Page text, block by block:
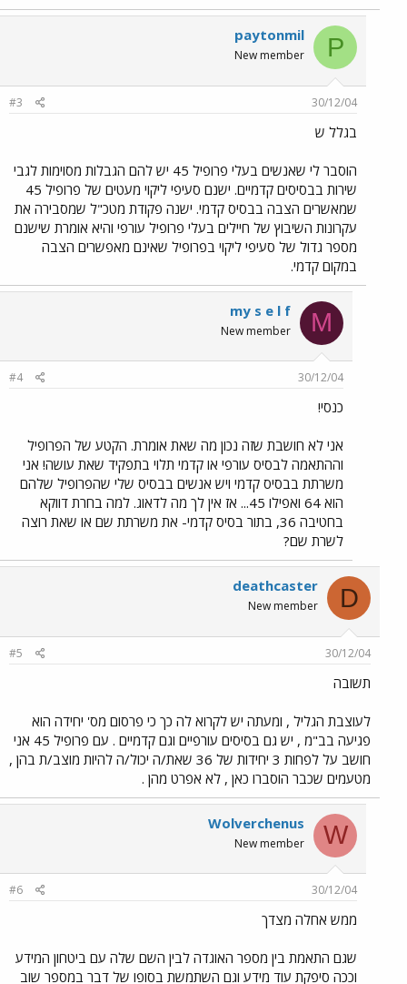
P
paytonmil
New member
30/12/04
#3
בגלל ש
הוסבר לי שאנשים בעלי פרופיל 45 יש להם הגבלות מסוימות לגבי
שירות בבסיסים קדמיים. ישנם סעיפי ליקוי מעטים של פרופיל 45
שמאשרים הצבה בבסיס קדמי. ישנה פקודת מטכ"ל שמסבירה את
עקרונות השיבוץ של חיילים בעלי פרופיל עורפי והיא אומרת שישנם
מספר גדול של סעיפי ליקוי בפרופיל שאינם מאפשרים הצבה
במקום קדמי.
M
my s e l f
New member
30/12/04
#4
כנסי!
אני לא חושבת שזה נכון מה שאת אומרת. הקטע של הפרופיל
וההתאמה לבסיס עורפי או קדמי תלוי בתפקיד שאת עושה! אני
משרתת בבסיס קדמי ויש אנשים בבסיס שלי שהפרופיל שלהם
הוא 64 ואפילו 45... אז אין לך מה לדאוג. למה בחרת דווקא
בחטיבה 36, בתור בסיס קדמי- את משרתת שם או שאת רוצה
לשרת שם?
D
deathcaster
New member
30/12/04
#5
תשובה
לעוצבת הגליל , ומעתה יש לקרוא לה כך כי פרסום מס' יחידה הוא
פגיעה בב"מ , יש גם בסיסים עורפיים וגם קדמיים . עם פרופיל 45 אני
חושב על לפחות 3 יחידות של 36 שאת/ה יכול/ה להיות מוצב/ת בהן ,
מטעמים שכבר הוסברו כאן , לא אפרט מהן .
W
Wolverchenus
New member
30/12/04
#6
ממש אחלה מצדך
שגם התאמת בין מספר האוגדה לבין השם שלה עם ביטחון המידע
וככה סיפקת עוד מידע וגם השתמשת בסופו של דבר במספר שוב